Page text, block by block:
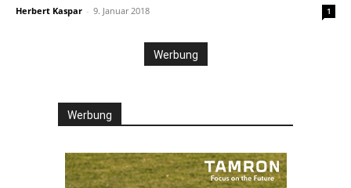
Herbert Kaspar - 9. Januar 2018 1
Werbung
Werbung